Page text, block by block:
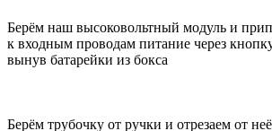
Берём наш высоковольтный модуль и
к входным проводам питание через
вынув батарейки из бокса
Берём трубочку от ручки и отрезаем от